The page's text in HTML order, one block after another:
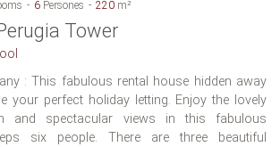
6 Persones 220 m²
Tower
: This fabulous rental house hidden away
your perfect holiday letting. Enjoy the lovely
and spectacular views in this fabulous
six people. There are three beautiful